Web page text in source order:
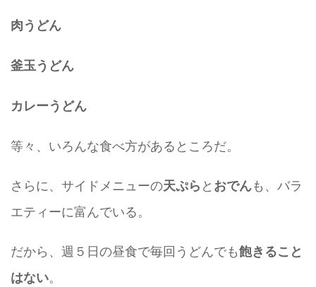
肉うどん
釜玉うどん
カレーうどん
等々、いろんな食べ方があるところだ。
さらに、サイドメニューの天ぷらとおでんも、バラ
エティーに富んでいる。
だから、週５日の昼食で毎回うどんでも飽きること
はない。